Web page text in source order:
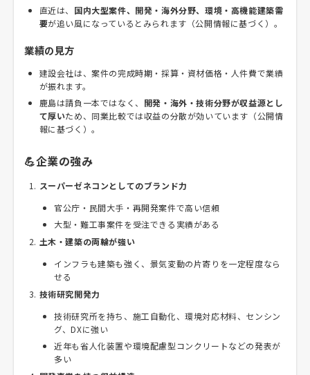
直近は、 国内大型案件、開発・海外分野、環境・高機能建築需
要が追い風になっているとみられます（公開情報に基づく）。
業績の見方
建設会社は、案件の完成時期・採算・資材価格・人件費で業績
が振れます。
鹿島は請負一本ではなく、 開発・海外・技術分野が収益源とし
て厚いため、同業比較では収益の分散が効いています（公開情
報に基づく）。
💪企業の強み
スーパーゼネコンとしてのブランド力
官公庁・民間大手・再開発案件で高い信頼
大型・難工事案件を受注できる実績がある
土木・建築の両輪が強い
インフラも建築も強く、景気変動の片寄りを一定程度なら
せる
技術研究開発力
技術研究所を持ち、施工自動化、環境対応材料、センシン
グ、DXに強い
近年も省人化装置や環境配慮型コンクリートなどの発表が
多い